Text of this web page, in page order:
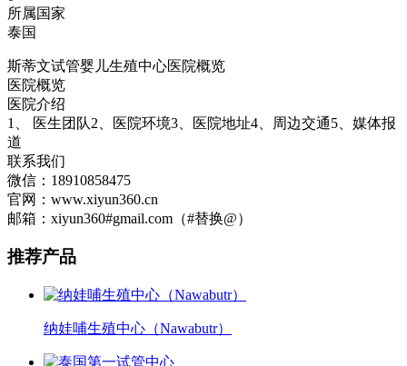
所属国家
泰国
斯蒂文试管婴儿生殖中心医院概览
医院概览
医院介绍
1、 医生团队2、医院环境3、医院地址4、周边交通5、媒体报
道
联系我们
微信：18910858475
官网：www.xiyun360.cn
邮箱：xiyun360#gmail.com（#替换@）
推荐产品
纳娃哺生殖中心（Nawabutr）